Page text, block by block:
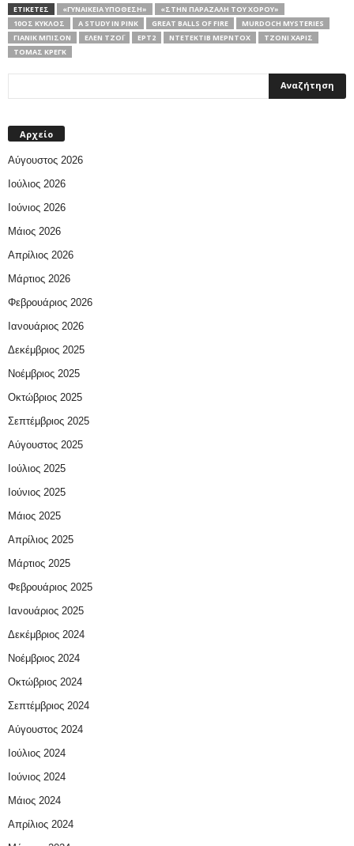
ΕΤΙΚΕΤΕΣ «ΓΥΝΑΙΚΕΊΑ ΥΠΌΘΕΣΗ»
«ΣΤΗΝ ΠΑΡΑΖΆΛΗ ΤΟΥ ΧΟΡΟΎ»
10ΟΣ ΚΎΚΛΟΣ
A STUDY IN PINK GREAT BALLS OF FIRE
MURDOCH MYSTERIES
ΓΙΆΝΙΚ ΜΠΊΣΟΝ
ΈΛΕΝ ΤΖΌΙ ΕΡΤ2 ΝΤΕΤΈΚΤΙΒ ΜΈΡΝΤΟΧ
ΤΖΌΝΙ ΧΆΡΙΣ
ΤΌΜΑΣ ΚΡΕΓΚ
Αρχείο
Αύγουστος 2026
Ιούλιος 2026
Ιούνιος 2026
Μάιος 2026
Απρίλιος 2026
Μάρτιος 2026
Φεβρουάριος 2026
Ιανουάριος 2026
Δεκέμβριος 2025
Νοέμβριος 2025
Οκτώβριος 2025
Σεπτέμβριος 2025
Αύγουστος 2025
Ιούλιος 2025
Ιούνιος 2025
Μάιος 2025
Απρίλιος 2025
Μάρτιος 2025
Φεβρουάριος 2025
Ιανουάριος 2025
Δεκέμβριος 2024
Νοέμβριος 2024
Οκτώβριος 2024
Σεπτέμβριος 2024
Αύγουστος 2024
Ιούλιος 2024
Ιούνιος 2024
Μάιος 2024
Απρίλιος 2024